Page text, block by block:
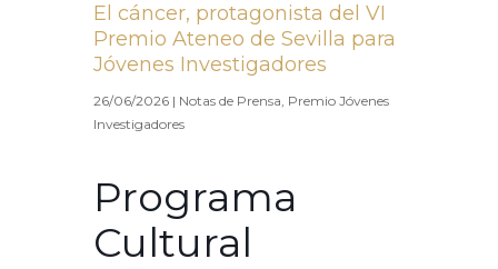
El cáncer, protagonista del VI
Premio Ateneo de Sevilla para
Jóvenes Investigadores
26/06/2026 | Notas de Prensa, Premio Jóvenes
Investigadores
Programa
Cultural